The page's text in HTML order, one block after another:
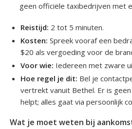
geen officiële taxibedrijven met
Reistijd: 2 tot 5 minuten.
Kosten: Spreek vooraf een
$20 als vergoeding voor de
Voor wie: Iedereen met zware
Hoe regel je dit: Bel je
vertrekt vanuit Bethel. Er is
helpt; alles gaat via persoonlijk
Wat je moet weten bij